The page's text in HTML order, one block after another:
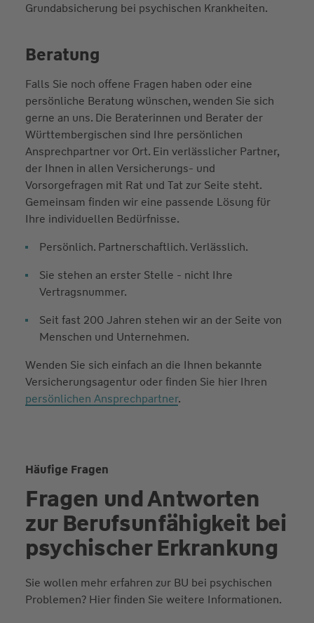
Grundabsicherung bei psychischen Krankheiten.
Beratung
Falls Sie noch offene Fragen haben oder eine
persönliche Beratung wünschen, wenden Sie sich
gerne an uns. Die Beraterinnen und Berater der
Württembergischen sind Ihre persönlichen
Ansprechpartner vor Ort. Ein verlässlicher Partner,
der Ihnen in allen Versicherungs- und
Vorsorgefragen mit Rat und Tat zur Seite steht.
Gemeinsam finden wir eine passende Lösung für
Ihre individuellen Bedürfnisse.
Persönlich. Partnerschaftlich. Verlässlich.
Sie stehen an erster Stelle - nicht Ihre
Vertragsnummer.
Seit fast 200 Jahren stehen wir an der Seite von
Menschen und Unternehmen.
Wenden Sie sich einfach an die Ihnen bekannte
Versicherungsagentur oder finden Sie hier Ihren
persönlichen Ansprechpartner.
Häufige Fragen
Fragen und Antworten
zur Berufs­unfähig­keit bei
psychischer Erkrankung
Sie wollen mehr erfahren zur BU bei psychischen
Problemen? Hier finden Sie weitere Informationen.